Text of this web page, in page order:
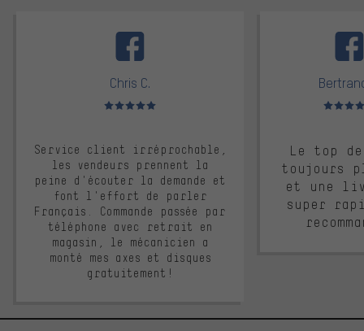
Chris C.
Note moyenne : 5 sur 5
Service client irréprochable,
les vendeurs prennent la
peine d'écouter la demande et
font l'effort de parler
Français. Commande passée par
téléphone avec retrait en
magasin, le mécanicien a
monté mes axes et disques
gratuitement!
Note
Le top
toujours
et une
super